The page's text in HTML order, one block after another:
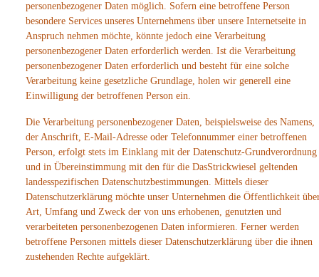
personenbezogener Daten möglich. Sofern eine betroffene Person
besondere Services unseres Unternehmens über unsere Internetseite in
Anspruch nehmen möchte, könnte jedoch eine Verarbeitung
personenbezogener Daten erforderlich werden. Ist die Verarbeitung
personenbezogener Daten erforderlich und besteht für eine solche
Verarbeitung keine gesetzliche Grundlage, holen wir generell eine
Einwilligung der betroffenen Person ein.
Die Verarbeitung personenbezogener Daten, beispielsweise des Namens,
der Anschrift, E-Mail-Adresse oder Telefonnummer einer betroffenen
Person, erfolgt stets im Einklang mit der Datenschutz-Grundverordnung
und in Übereinstimmung mit den für die DasStrickwiesel geltenden
landesspezifischen Datenschutzbestimmungen. Mittels dieser
Datenschutzerklärung möchte unser Unternehmen die Öffentlichkeit
Art, Umfang und Zweck der von uns erhobenen, genutzten und
verarbeiteten personenbezogenen Daten informieren. Ferner werden
betroffene Personen mittels dieser Datenschutzerklärung über die ihnen
zustehenden Rechte aufgeklärt.